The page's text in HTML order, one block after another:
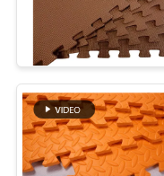
ติดต่อ
เรา
ข่าว